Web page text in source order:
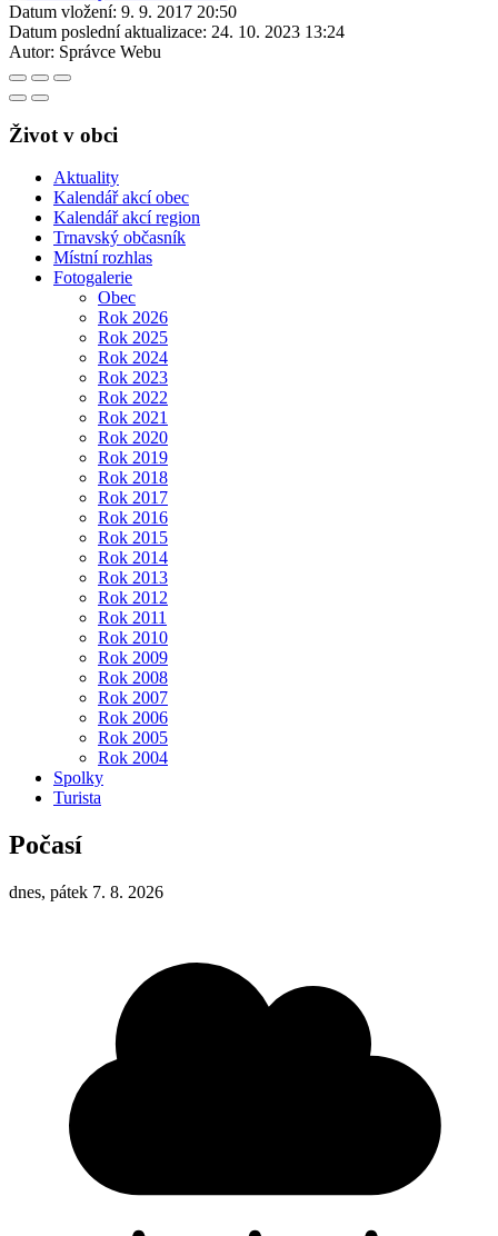
Datum vložení: 9. 9. 2017 20:50
Datum poslední aktualizace: 24. 10. 2023 13:24
Autor: Správce Webu
Život v obci
Aktuality
Kalendář akcí obec
Kalendář akcí region
Trnavský občasník
Místní rozhlas
Fotogalerie
Obec
Rok 2026
Rok 2025
Rok 2024
Rok 2023
Rok 2022
Rok 2021
Rok 2020
Rok 2019
Rok 2018
Rok 2017
Rok 2016
Rok 2015
Rok 2014
Rok 2013
Rok 2012
Rok 2011
Rok 2010
Rok 2009
Rok 2008
Rok 2007
Rok 2006
Rok 2005
Rok 2004
Spolky
Turista
Počasí
dnes, pátek 7. 8. 2026